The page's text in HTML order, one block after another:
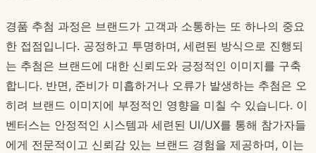
경품 추첨 과정은 브랜드가 고객과 소통하는 또 하나의 중요
한 접점입니다. 공정하고 투명하며, 세련된 방식으로 진행되
는 추첨은 브랜드에 대한 신뢰도와 긍정적인 이미지를 구축
합니다. 반면, 준비가 미흡하거나 오류가 발생하는 추첨은 오
히려 브랜드 이미지에 부정적인 영향을 미칠 수 있습니다. 이
벤터스는 안정적인 시스템과 세련된 UI/UX를 통해 참가자들
에게 전문적이고 신뢰감 있는 브랜드 경험을 제공하며, 이는